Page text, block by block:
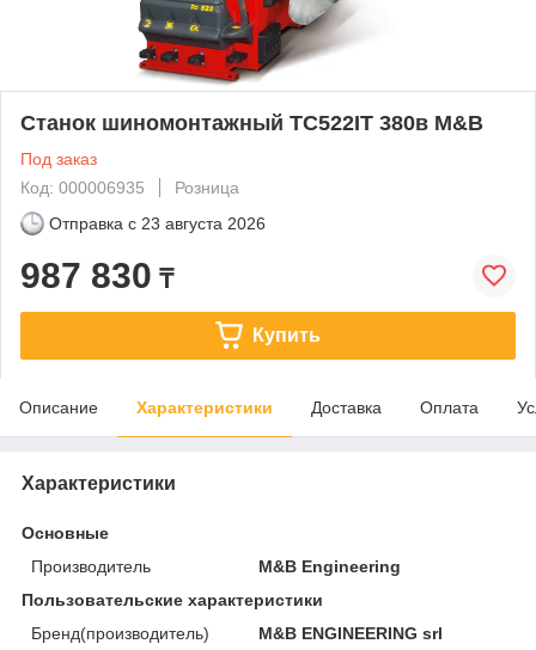
Станок шиномонтажный TC522IT 380в M&B
Под заказ
Код: 000006935
Розница
Отправка с 23 августа 2026
987 830 ₸
Купить
Описание Характеристики Доставка Оплата
Характеристики
Основные
Производитель
M&B Engineering
Пользовательские характеристики
Бренд(производитель)
M&B ENGINEERING srl